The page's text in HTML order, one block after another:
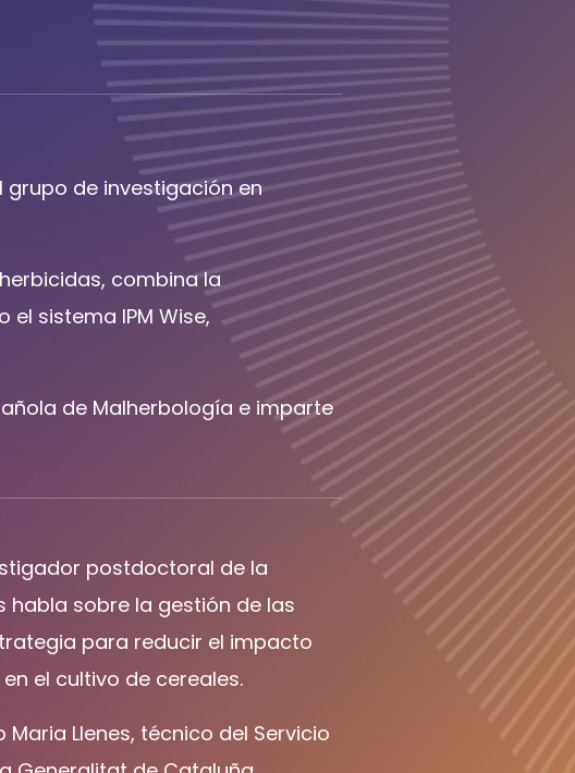
grupo de investigación en
combina la
sistema IPM Wise,
de Malherbología e imparte
postdoctoral de la
habla sobre la gestión de las
para reducir el impacto
el cultivo de cereales.
Llenes, técnico del Servicio